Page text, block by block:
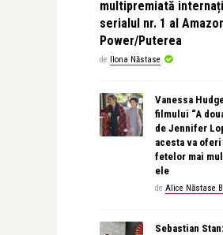
multipremiată
serialul nr. 1 al
Power/Puterea
de Ilona Năstase
Vanessa
filmului “A
de Jennifer
acesta va
fetelor mai
ele
de Alice Năstase
Sebastian